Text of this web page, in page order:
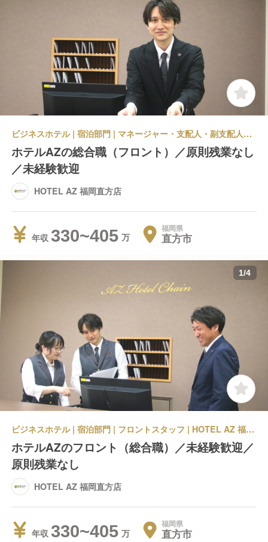
ビジネスホテル | 宿泊部門 | マネージャー・支配人・副支配人・女将 | HOTEL AZ 福岡直方店
ホテルAZの総合職（フロント）／原則残業なし
／未経験歓迎
HOTEL AZ 福岡直方店
年収 330~405 福岡県
直方市
1/4
ビジネスホテル | 宿泊部門 | フロントスタッフ | HOTEL AZ 福岡直方店
ホテルAZのフロント（総合職）／未経験歓迎／
原則残業なし
HOTEL AZ 福岡直方店
年収 330~405 福岡県
直方市